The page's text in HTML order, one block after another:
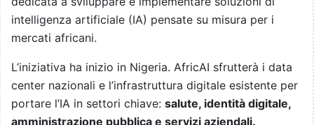
intelligenza artificiale (IA) pensate su misura per i
mercati africani.
L’iniziativa ha inizio in Nigeria. AfricAI sfrutterà i data
center nazionali e l’infrastruttura digitale esistente per
portare l’IA in settori chiave: salute, identità digitale,
amministrazione pubblica e servizi aziendali.